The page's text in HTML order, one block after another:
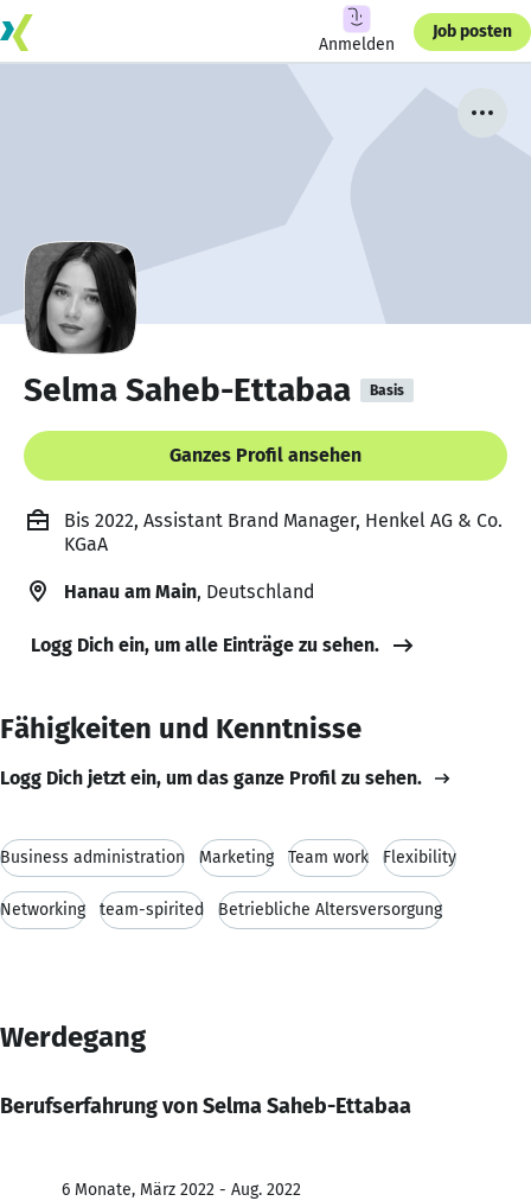
Anmelden
Job posten
Selma Saheb-Ettabaa Basis
Ganzes Profil ansehen
Bis 2022, Assistant Brand Manager, Henkel AG & Co.
KGaA
Hanau am Main, Deutschland
Logg Dich ein, um alle Einträge zu sehen.
Fähigkeiten und Kenntnisse
Logg Dich jetzt ein, um das ganze Profil zu sehen.
Business administration Marketing Team work Flexibility
Networking team-spirited Betriebliche Altersversorgung
Werdegang
Berufserfahrung von Selma Saheb-Ettabaa
6 Monate, März 2022 - Aug. 2022